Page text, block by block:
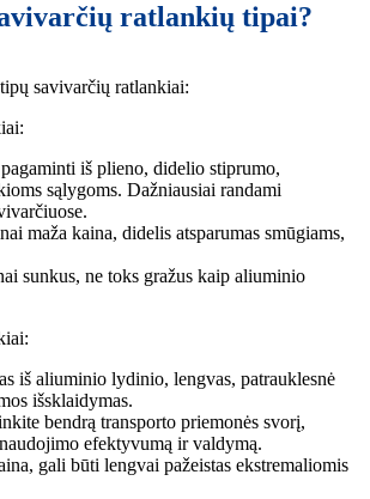
ratlankių tipai?
savivarčių ratlankiai:
iš plieno, didelio stiprumo,
sąlygoms. Dažniausiai randami
maža kaina, didelis atsparumas smūgiams,
sunkus, ne toks gražus kaip aliuminio
iš aliuminio lydinio, lengvas, patrauklesnė
išsklaidymas.
bendrą transporto priemonės svorį,
efektyvumą ir valdymą.
gali būti lengvai pažeistas ekstremaliomis